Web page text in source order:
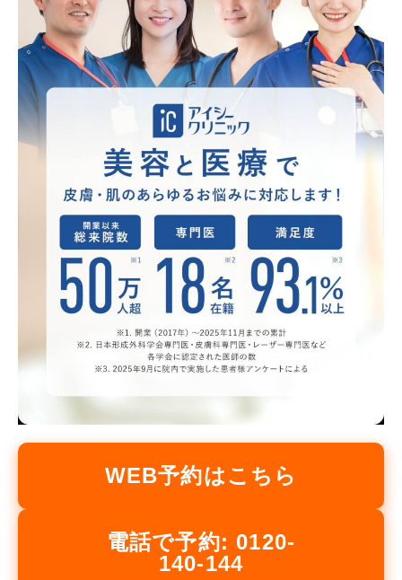
WEB予約はこちら
電話で予約: 0120-
140-144